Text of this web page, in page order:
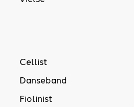
Cellist
Danseband
Fiolinist